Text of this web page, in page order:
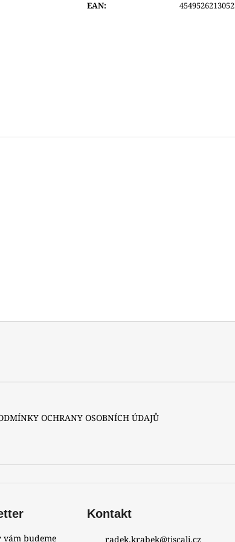
EAN: 4549526213052
OCHRANY OSOBNÍCH ÚDAJŮ
vám budeme
Kontakt
radek.krabek@tiscali.cz